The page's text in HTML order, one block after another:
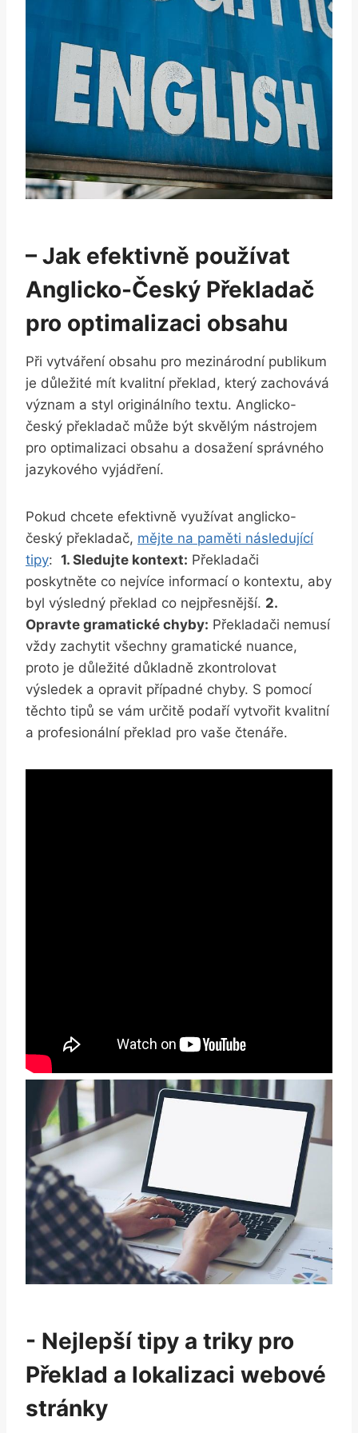
– ​Jak⁢ efektivně používat
Anglicko-Český Překladač
pro ⁤optimalizaci obsahu
Při vytváření obsahu pro mezinárodní ‌publikum
je⁢ důležité mít kvalitní překlad, který zachovává
význam a styl⁤ originálního ‍textu. Anglicko-
český překladač může být skvělým nástrojem
⁤pro optimalizaci obsahu a dosažení správného
jazykového vyjádření.
Pokud chcete efektivně využívat anglicko-
český překladač, mějte na ‌paměti následující
tipy: ⁤ 1. Sledujte‍ kontext: Překladači
poskytněte co nejvíce ​informací ⁤o⁤ kontextu,⁤ aby
byl výsledný ‌překlad co nejpřesnější. 2.
Opravte ⁣gramatické ​chyby: Překladači nemusí
vždy zachytit všechny gramatické nuance,
proto je důležité důkladně zkontrolovat ​
výsledek a opravit případné⁤ chyby. S pomocí⁣
těchto tipů⁢ se vám určitě podaří vytvořit kvalitní
a⁤ profesionální ​překlad pro vaše čtenáře.
-⁢ Nejlepší tipy a triky pro‌
Překlad ‌a lokalizaci webové‍
stránky